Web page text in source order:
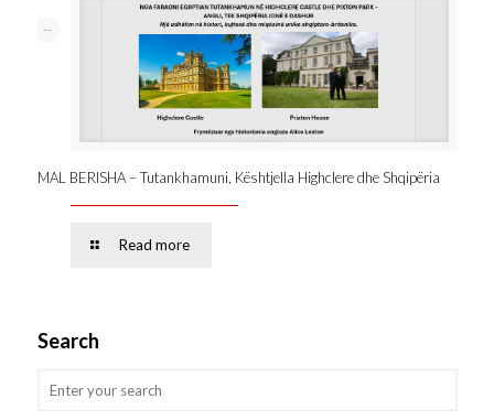
--
MAL BERISHA – Tutankhamuni, Kështjella Highclere dhe Shqipëria
Read more
Search